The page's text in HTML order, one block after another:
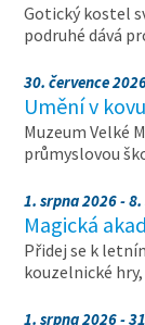
Gotický kostel
podruhé dává
30. července
Umění v
Muzeum Velké
průmyslovou
1. srpna 2026 -
Magická
Přidej se k
kouzelnické
1. srpna 2026 -